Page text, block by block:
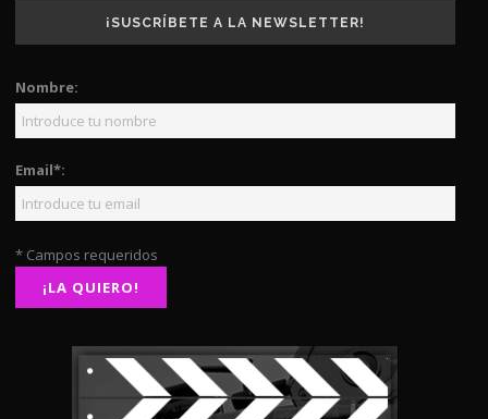
¡SUSCRÍBETE A LA NEWSLETTER!
Nombre:
Email*:
* Campos requeridos